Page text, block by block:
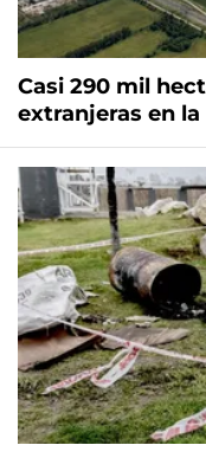
Casi 290 mil
extranjeras en